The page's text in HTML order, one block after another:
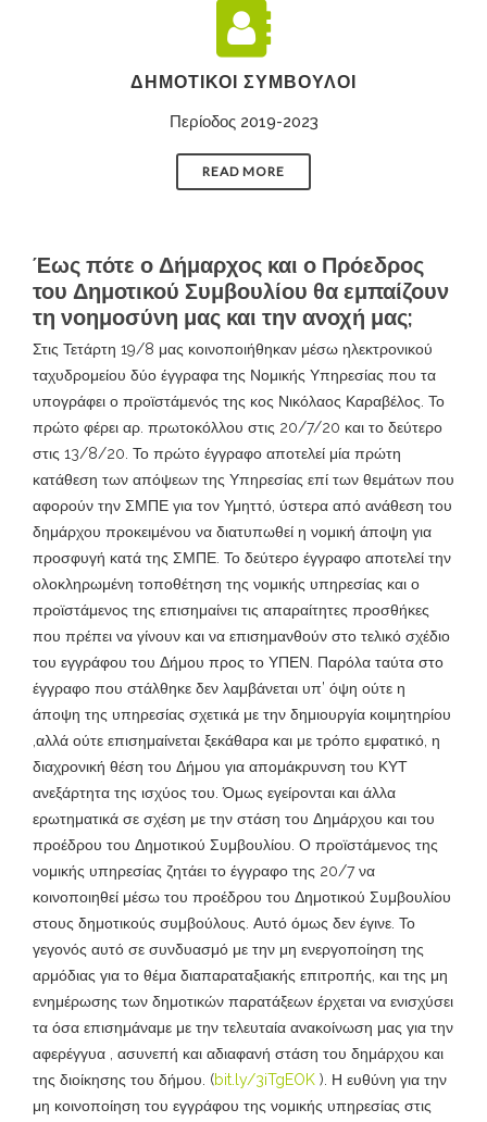
ΔΗΜΟΤΙΚΟΊ ΣΎΜΒΟΥΛΟΙ
Περίοδος 2019-2023
READ MORE
Έως πότε ο Δήμαρχος και ο Πρόεδρος
του Δημοτικού Συμβουλίου θα εμπαίζουν
τη νοημοσύνη μας και την ανοχή μας;
Στις Τετάρτη 19/8 μας κοινοποιήθηκαν μέσω ηλεκτρονικού
ταχυδρομείου δύο έγγραφα της Νομικής Υπηρεσίας που τα
υπογράφει ο προϊστάμενός της κος Νικόλαος Καραβέλος. Το
πρώτο φέρει αρ. πρωτοκόλλου στις 20/7/20 και το δεύτερο
στις 13/8/20. Το πρώτο έγγραφο αποτελεί μία πρώτη
κατάθεση των απόψεων της Υπηρεσίας επί των θεμάτων που
αφορούν την ΣΜΠΕ για τον Υμηττό, ύστερα από ανάθεση του
δημάρχου προκειμένου να διατυπωθεί η νομική άποψη για
προσφυγή κατά της ΣΜΠΕ. Το δεύτερο έγγραφο αποτελεί την
ολοκληρωμένη τοποθέτηση της νομικής υπηρεσίας και ο
προϊστάμενος της επισημαίνει τις απαραίτητες προσθήκες
που πρέπει να γίνουν και να επισημανθούν στο τελικό σχέδιο
του εγγράφου του Δήμου προς το ΥΠΕΝ. Παρόλα ταύτα στο
έγγραφο που στάλθηκε δεν λαμβάνεται υπ’ όψη ούτε η
άποψη της υπηρεσίας σχετικά με την δημιουργία κοιμητηρίου
,αλλά ούτε επισημαίνεται ξεκάθαρα και με τρόπο εμφατικό, η
διαχρονική θέση του Δήμου για απομάκρυνση του ΚΥΤ
ανεξάρτητα της ισχύος του. Όμως εγείρονται και άλλα
ερωτηματικά σε σχέση με την στάση του Δημάρχου και του
προέδρου του Δημοτικού Συμβουλίου. Ο προϊστάμενος της
νομικής υπηρεσίας ζητάει το έγγραφο της 20/7 να
κοινοποιηθεί μέσω του προέδρου του Δημοτικού Συμβουλίου
στους δημοτικούς συμβούλους. Αυτό όμως δεν έγινε. Το
γεγονός αυτό σε συνδυασμό με την μη ενεργοποίηση της
αρμόδιας για το θέμα διαπαραταξιακής επιτροπής, και της μη
ενημέρωσης των δημοτικών παρατάξεων έρχεται να ενισχύσει
τα όσα επισημάναμε με την τελευταία ανακοίνωση μας για την
αφερέγγυα , ασυνεπή και αδιαφανή στάση του δημάρχου και
της διοίκησης του δήμου. (bit.ly/3iTgEOK ). Η ευθύνη για την
μη κοινοποίηση του εγγράφου της νομικής υπηρεσίας στις